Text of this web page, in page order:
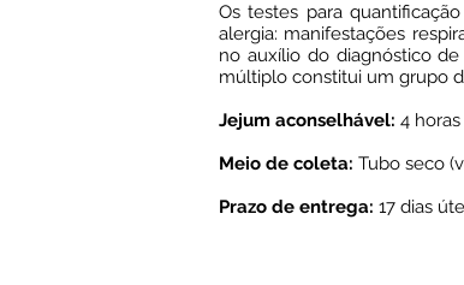
Os testes para
alergia: manifestações
no auxílio do diagnóstico
múltiplo constitui um grupo
Jejum aconselhável: 4 horas
Meio de coleta: Tubo seco
Prazo de entrega: 17 dias